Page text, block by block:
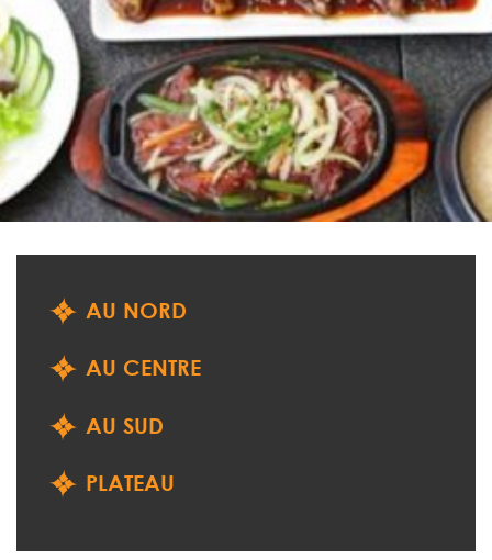
AU NORD
AU CENTRE
AU SUD
PLATEAU